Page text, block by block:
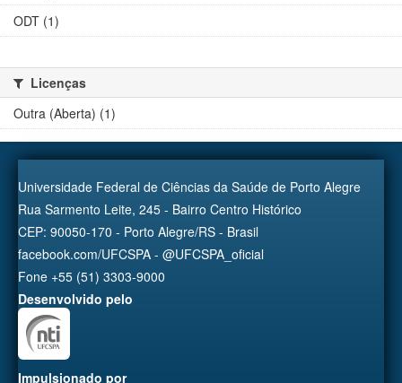
ODT (1)
Licenças
Outra (Aberta) (1)
Universidade Federal de Ciências da Saúde de Porto Alegre
Rua Sarmento Leite, 245 - Bairro Centro Histórico
CEP: 90050-170 - Porto Alegre/RS - Brasil
facebook.com/UFCSPA - @UFCSPA_oficial
Fone +55 (51) 3303-9000
Desenvolvido pelo
Impulsionado por